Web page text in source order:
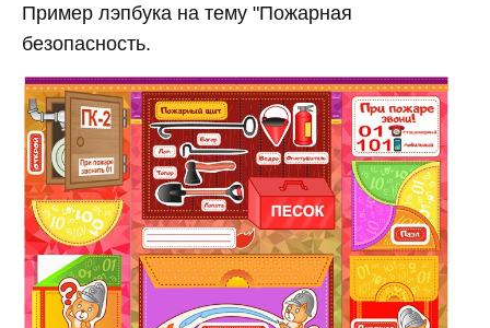
Пример лэпбука на тему "Пожарная
безопасность.